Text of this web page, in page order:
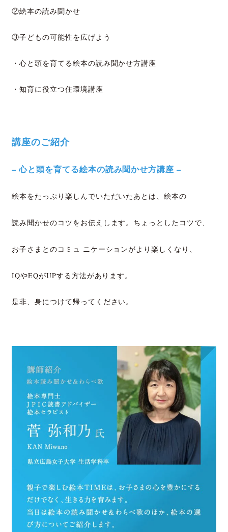
②絵本の読み聞かせ
③子どもの可能性を広げよう
・心と頭を育てる絵本の読み聞かせ方講座
・知育に役立つ住環境講座
講座のご紹介
– 心と頭を育てる絵本の読み聞かせ方講座 –
絵本をたっぷり楽しんでいただいたあとは、絵本の
読み聞かせのコツをお伝えします。ちょっとしたコツで、
お子さまとのコミュ ニケーションがより楽しくなり、
IQやEQがUPする方法があります。
是非、身につけて帰ってください。